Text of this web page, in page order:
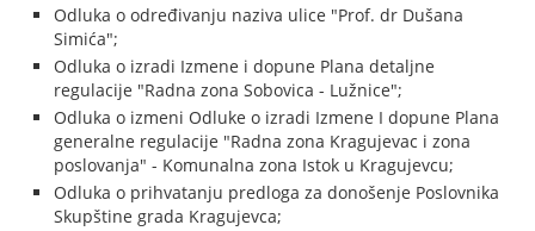
Odluka o određivanju naziva ulice "Prof. dr Dušana
Simića";
Odluka o izradi Izmene i dopune Plana detaljne
regulacije "Radna zona Sobovica - Lužnice";
Odluka o izmeni Odluke o izradi Izmene I dopune Plana
generalne regulacije "Radna zona Kragujevac i zona
poslovanja" - Komunalna zona Istok u Kragujevcu;
Odluka o prihvatanju predloga za donošenje Poslovnika
Skupštine grada Kragujevca;